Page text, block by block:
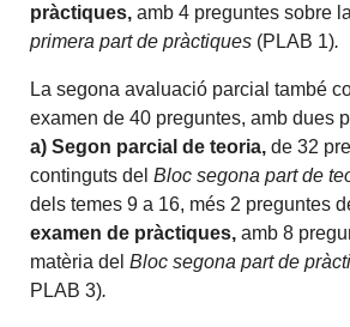
pràctiques, amb 4 preguntes sobre
primera part de pràctiques (PLAB 1).
La segona avaluació parcial també
examen de 40 preguntes, amb dues
a) Segon parcial de teoria, de 32
continguts delBloc segona part de
dels temes 9 a 16, més 2 preguntes
examen de pràctiques, amb 8
matèria delBloc segona part de
PLAB 3).